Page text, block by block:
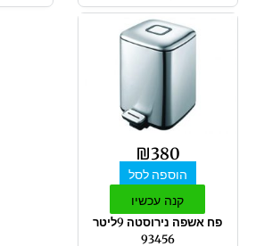
₪380
הוספה לסל
קנה עכשיו
פח אשפה נירוסטה 9ליטר
93456